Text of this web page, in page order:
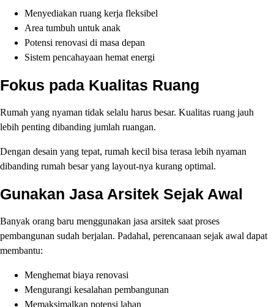
Menyediakan ruang kerja fleksibel
Area tumbuh untuk anak
Potensi renovasi di masa depan
Sistem pencahayaan hemat energi
Fokus pada Kualitas Ruang
Rumah yang nyaman tidak selalu harus besar. Kualitas ruang jauh
lebih penting dibanding jumlah ruangan.
Dengan desain yang tepat, rumah kecil bisa terasa lebih nyaman
dibanding rumah besar yang layout-nya kurang optimal.
Gunakan Jasa Arsitek Sejak Awal
Banyak orang baru menggunakan jasa arsitek saat proses
pembangunan sudah berjalan. Padahal, perencanaan sejak awal dapat
membantu:
Menghemat biaya renovasi
Mengurangi kesalahan pembangunan
Memaksimalkan potensi lahan